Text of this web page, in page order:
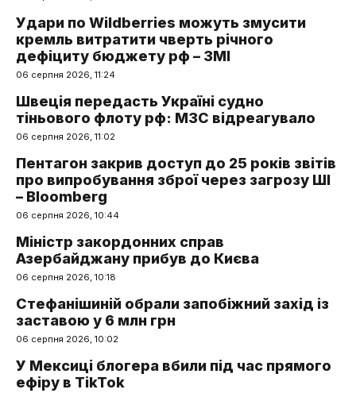
Удари по Wildberries можуть змусити
кремль витратити чверть річного
дефіциту бюджету рф – ЗМІ
06 серпня 2026, 11:24
Швеція передасть Україні судно
тіньового флоту рф: МЗС відреагувало
06 серпня 2026, 11:02
Пентагон закрив доступ до 25 років звітів
про випробування зброї через загрозу ШІ
– Bloomberg
06 серпня 2026, 10:44
Міністр закордонних справ
Азербайджану прибув до Києва
06 серпня 2026, 10:18
Стефанішиній обрали запобіжний захід із
заставою у 6 млн грн
06 серпня 2026, 10:02
У Мексиці блогера вбили під час прямого
ефіру в TikTok